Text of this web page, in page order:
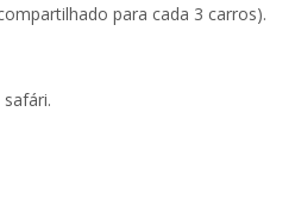
para cada 3 carros).